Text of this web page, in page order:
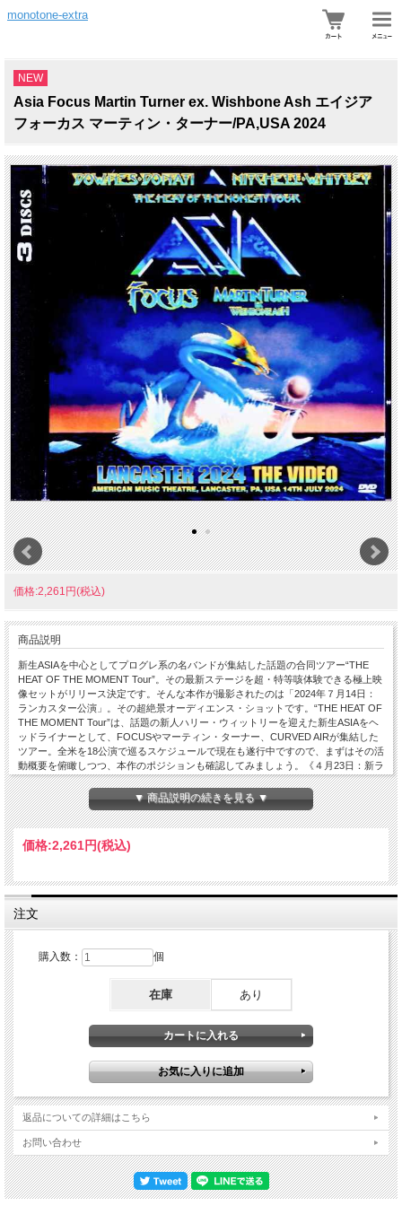
monotone-extra
NEW
Asia Focus Martin Turner ex. Wishbone Ash エイジア
フォーカス マーティン・ターナー/PA,USA 2024
価格:2,261円(税込)
商品説明
新生ASIAを中心としてプログレ系の名バンドが集結した話題の合同ツアー“THE
HEAT OF THE MOMENT Tour”。その最新ステージを超・特等咳体験できる極上映
像セットがリリース決定です。そんな本作が撮影されたのは「2024年７月14日：
ランカスター公演」。その超絶景オーディエンス・ショットです。“THE HEAT OF
THE MOMENT Tour”は、話題の新人ハリー・ウィットリーを迎えた新生ASIAをヘ
ッドライナーとして、FOCUSやマーティン・ターナー、CURVED AIRが集結した
ツアー。全米を18公演で巡るスケジュールで現在も遂行中ですので、まずはその活
動概要を俯瞰しつつ、本作のポジションも確認してみましょう。《４月23日：新ラ
インナップ＆新ツアー発表》・７月３日ー13日（８公演）・７月14日：ランカス
ター公演 ←★本作★・７月16日ー22日（５公演） >>今ココ<<・７月26日ー31
日（４公演）これが現在進行中の“THE HEAT OF THE MOMENT Tour”。本作のラ
ンカスター公演は全18公演のちょうど折り返しとなる９公演目のコンサートでし
た。本作はCURVED AIR以外の３組をディスク１枚ずつに配した３枚組です。そん
な本作の最大のポイントは、ド肝を抜く超・絶景。何しろ、観客の姿がゼロで撮影
切見えないので断言は出来ませんが、恐らく最前列なのだと思います。曲間に喝采
が沸くので辛うじてコンサートと判断できるものの、光景自体はリハーサルなのか
本番なのか、それどころか本当にコンサート会場なのかも確信が持てないほど「メ
ンバーだけ」ショットなのです。そんな完全独り占めクオリティで描かれるのは、
ておきましょう。DISC 1：MARTIN TURNER EX WISHBONE ASH・百眼の巨人ア
ーガス：The King Will Come／Blowin' Free／Warrior／Throw Down The Sword・そ
の他：Lady Jay／Jail Bait／Doctor nDISC 2：FOCUS・ムーヴィング・ウェイヴ
ス：Eruption／Hocus Pocus・フォーカスIII：House Of The King／Sylvia DISC 3：
ASIA・時へのロマン：Wildest Dreams／Here Comes the Feeling／Time Again／
Cutting It Fine／Only Time Will Tell／Sole Survivor／Heat of the Moment・アルフ
ァ：Don't Cry／The Smile Has Left Your Eyes・アストラ：Voice of America／Go・
ています。３組とも限られた持ち時間に「コレぞ！」名曲を詰め込んだグレイテス
ト・ヒッツ。FOCUSはリリースされたばかりの新作『FOCUS 12』からの新曲が
ないのは残念ですが、演奏自体が圧倒的に素晴らしい。若手メンバーの技量で現役
躍を見せるタイス・ファン・レールは見事。彼はマーティン・ターナーのステージ
にも飛び入りしており、「Throw Down the Sword」で豪華共演を楽しませてくれ
ます。そんな３組でも今回一番の注目株と言えば、やはり新生ASIAでしょう。今
回のメンバーはジェフ・ダウンズ以外はすべて新顔でして、ギターにはIT BITESの
ジョン・ミッチェル、ドラムにはPLANET Xのヴァージル・ドナティと達人を配
置。この２人の演奏が悪いわけがなく、実際その安定感は新顔にしていきなり歴代
▼ 商品説明の続きを見る ▼
価格:2,261円(税込)
注文
購入数： 個
在庫 あり
返品についての詳細はこちら
お問い合わせ